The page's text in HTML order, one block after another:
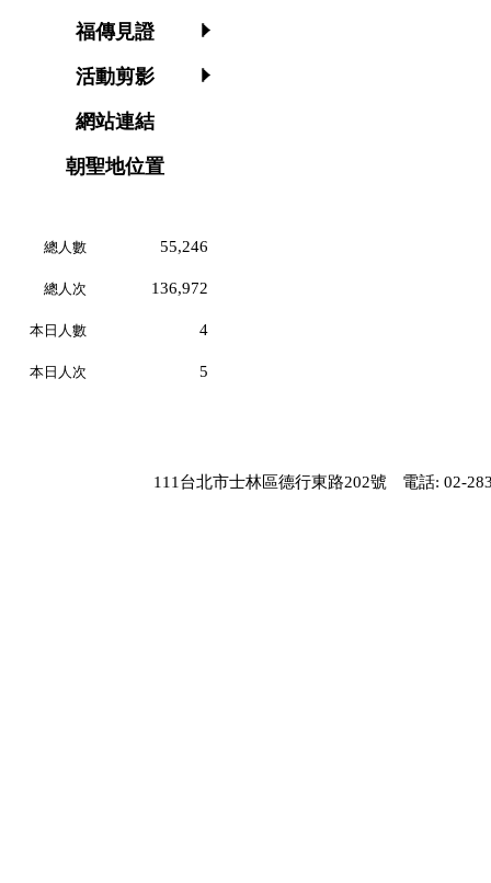
福傳見證
活動剪影
網站連結
朝聖地位置
總人數 55,246
總人次 136,972
本日人數 4
本日人次 5
111台北市士林區德行東路202號 電話: 02-